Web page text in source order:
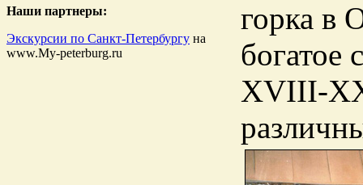
Наши партнеры:
Экскурсии по Санкт-Петербургу на
www.My-peterburg.ru
горка в
богатое
XVIII-ХХ